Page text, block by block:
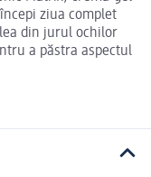
ziua complet
din jurul ochilor
a păstra aspectul